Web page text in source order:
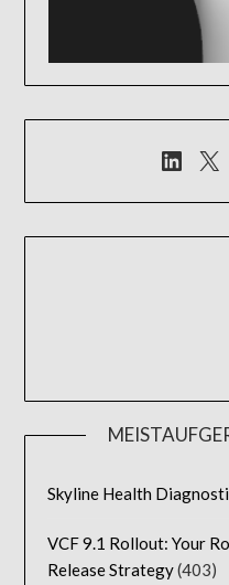
X
Skyline Health
VCF 9.1 Rollout: Your
Release Strategy(403)